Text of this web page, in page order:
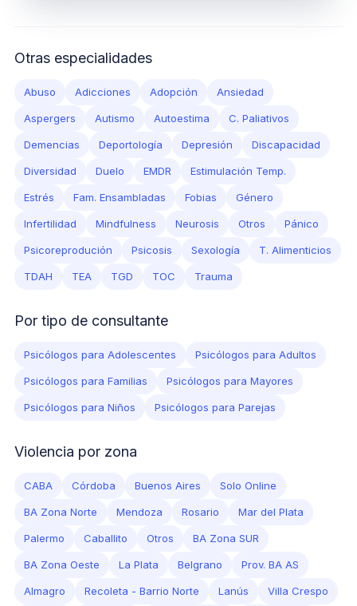
Otras especialidades
Abuso Adicciones Adopción Ansiedad
Aspergers Autismo Autoestima C. Paliativos
Demencias Deportología Depresión Discapacidad
Diversidad Duelo EMDR Estimulación Temp.
Estrés Fam. Ensambladas Fobias Género
Infertilidad Mindfulness Neurosis Otros Pánico
Psicoreprodución Psicosis Sexología T. Alimenticios
TDAH TEA TGD TOC Trauma
Por tipo de consultante
Psicólogos para Adolescentes Psicólogos para Adultos
Psicólogos para Familias Psicólogos para Mayores
Psicólogos para Niños Psicólogos para Parejas
Violencia por zona
CABA Córdoba Buenos Aires Solo Online
BA Zona Norte Mendoza Rosario Mar del Plata
Palermo Caballito Otros BA Zona SUR
BA Zona Oeste La Plata Belgrano Prov. BA AS
Almagro Recoleta - Barrio Norte Lanús Villa Crespo